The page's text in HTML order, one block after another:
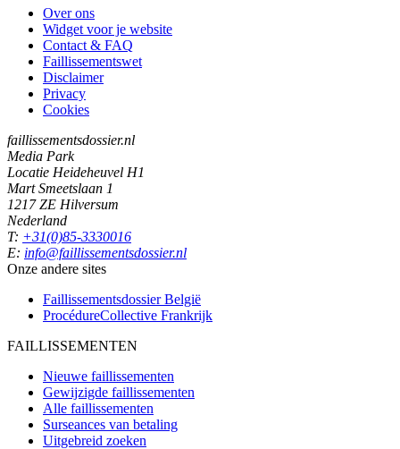
Over ons
Widget voor je website
Contact & FAQ
Faillissementswet
Disclaimer
Privacy
Cookies
faillissementsdossier.nl
Media Park
Locatie Heideheuvel H1
Mart Smeetslaan 1
1217 ZE Hilversum
Nederland
T: +31(0)85-3330016
E: info@faillissementsdossier.nl
Onze andere sites
Faillissementsdossier België
ProcédureCollective Frankrijk
FAILLISSEMENTEN
Nieuwe faillissementen
Gewijzigde faillissementen
Alle faillissementen
Surseances van betaling
Uitgebreid zoeken